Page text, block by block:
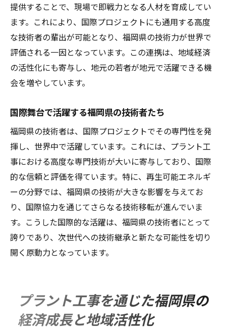
提供することで、現場で即戦力となる人材を育成してい
ます。これにより、国際プロジェクトにも通用する高度
な技術者の輩出が可能となり、福岡県の技術力が世界で
評価される一因となっています。この連携は、地域経済
の活性化にも寄与し、地元の若者が地元で活躍できる機
会を増やしています。
国際舞台で活躍する福岡県の技術者たち
福岡県の技術者は、国際プロジェクトでその専門性を発
揮し、世界中で活躍しています。これには、プラント工
事における高度な専門技術が大いに寄与しており、国際
的な信頼と評価を得ています。特に、再生可能エネルギ
ーの分野では、福岡県の技術が大きな影響を与えてお
り、国際協力を通じてさらなる技術移転が進んでいま
す。こうした国際的な活躍は、福岡県の技術者にとって
誇りであり、次世代への技術継承と新たな可能性を切り
開く原動力となっています。
プラント工事を通じた福岡県の
経済成長と地域活性化